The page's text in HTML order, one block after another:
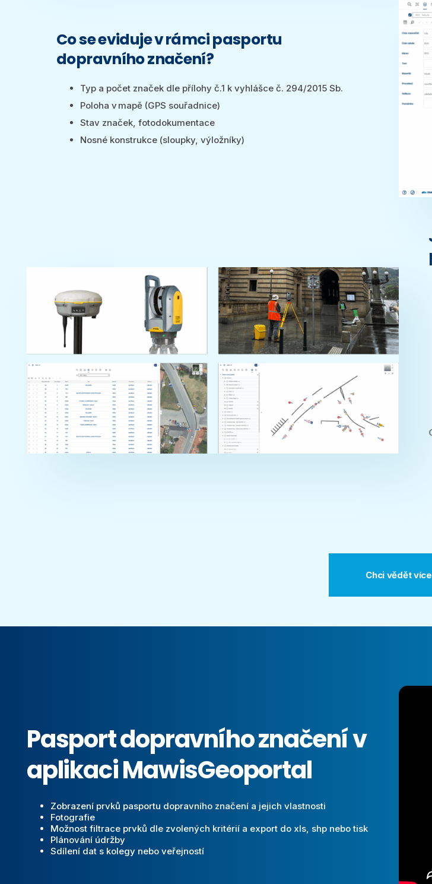
Co se eviduje v rámci pasportu
dopravního značení?
Typ a počet značek dle přílohy č.1 k vyhlášce č. 294/2015 Sb.
Poloha v mapě (GPS souřadnice)
Stav značek, fotodokumentace
Nosné konstrukce (sloupky, výložníky)
Chci vědět více
Pasport dopravního značení v
aplikaci MawisGeoportal
Zobrazení prvků pasportu dopravního značení a jejich vlastnosti
Fotografie
Možnost filtrace prvků dle zvolených kritérií a export do xls, shp nebo tisk
Plánování údržby
Sdílení dat s kolegy nebo veřejností